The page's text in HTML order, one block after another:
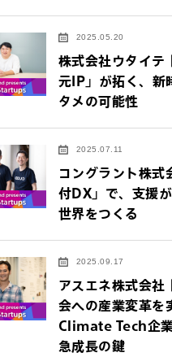
2025.05.20
株式会社ウタイテ
元IP」が拓く、新
タメの可能性
2025.07.11
コングラント株式
付DX」で、支援
世界をつくる
2025.09.17
アスエネ株式会社
会への産業変革を
Climate Tech企
急成長の鍵